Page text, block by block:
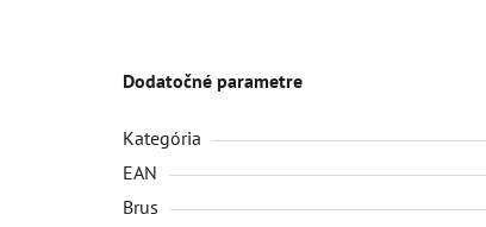
Dodatočné parametre
Kategória
EAN
Brus